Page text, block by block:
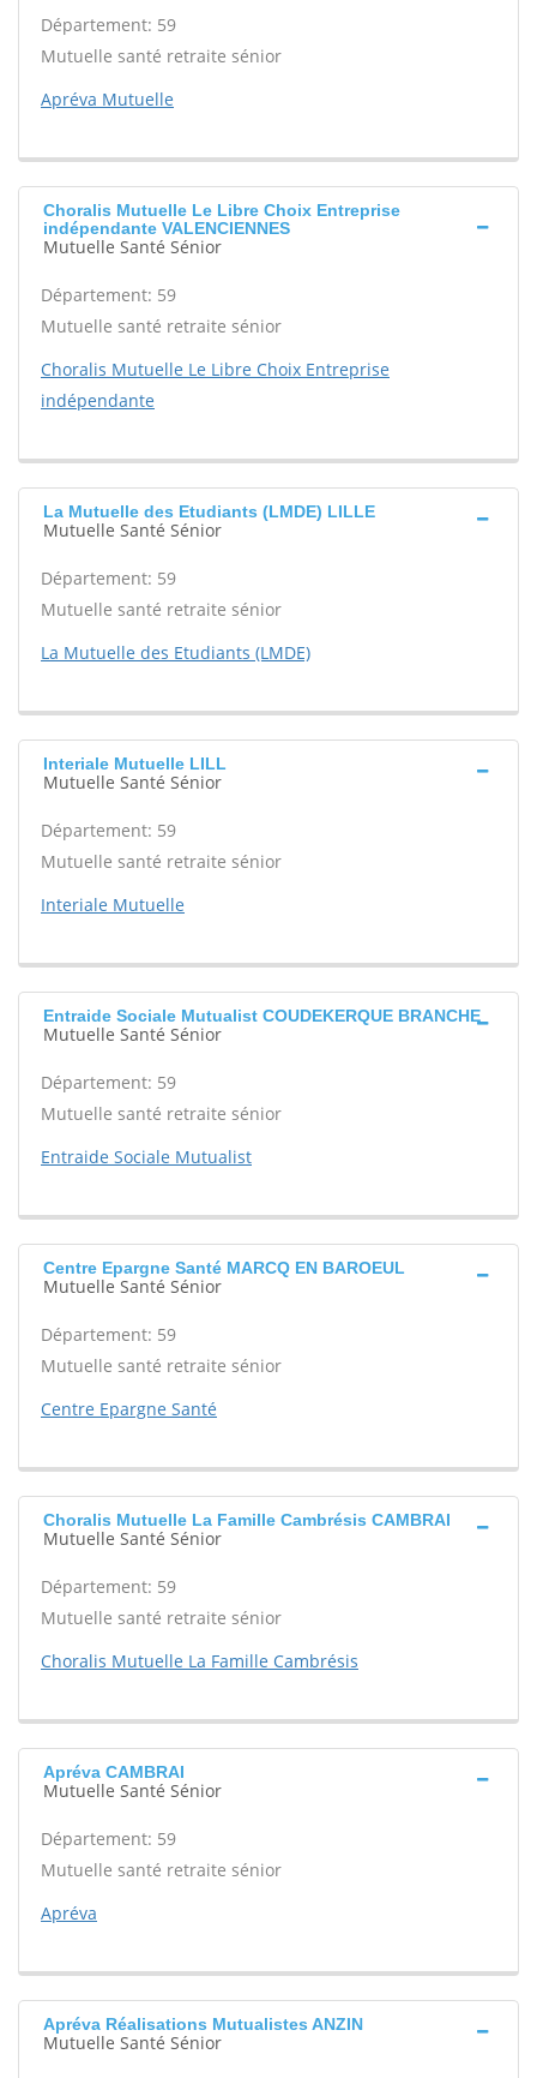
Département: 59
Mutuelle santé retraite sénior
Apréva Mutuelle
Choralis Mutuelle Le Libre Choix Entreprise
indépendante VALENCIENNES
Mutuelle Santé Sénior
Département: 59
Mutuelle santé retraite sénior
Choralis Mutuelle Le Libre Choix Entreprise
indépendante
La Mutuelle des Etudiants (LMDE) LILLE
Mutuelle Santé Sénior
Département: 59
Mutuelle santé retraite sénior
La Mutuelle des Etudiants (LMDE)
Interiale Mutuelle LILL
Mutuelle Santé Sénior
Département: 59
Mutuelle santé retraite sénior
Interiale Mutuelle
Entraide Sociale Mutualist COUDEKERQUE BRANCHE
Mutuelle Santé Sénior
Département: 59
Mutuelle santé retraite sénior
Entraide Sociale Mutualist
Centre Epargne Santé MARCQ EN BAROEUL
Mutuelle Santé Sénior
Département: 59
Mutuelle santé retraite sénior
Centre Epargne Santé
Choralis Mutuelle La Famille Cambrésis CAMBRAI
Mutuelle Santé Sénior
Département: 59
Mutuelle santé retraite sénior
Choralis Mutuelle La Famille Cambrésis
Apréva CAMBRAI
Mutuelle Santé Sénior
Département: 59
Mutuelle santé retraite sénior
Apréva
Apréva Réalisations Mutualistes ANZIN
Mutuelle Santé Sénior